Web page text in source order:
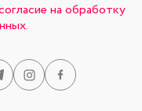
на обработку